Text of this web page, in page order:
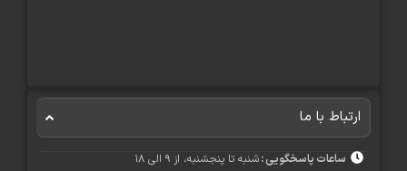
با ما
ساعات پاسخگویی :شنبه تا پنجشنبه، از ۹ الی ۱۸